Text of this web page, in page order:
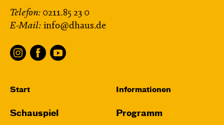
Telefon: 0211.85 23 0
E-Mail: info@dhaus.de
Start
Schauspiel
Informationen
Programm